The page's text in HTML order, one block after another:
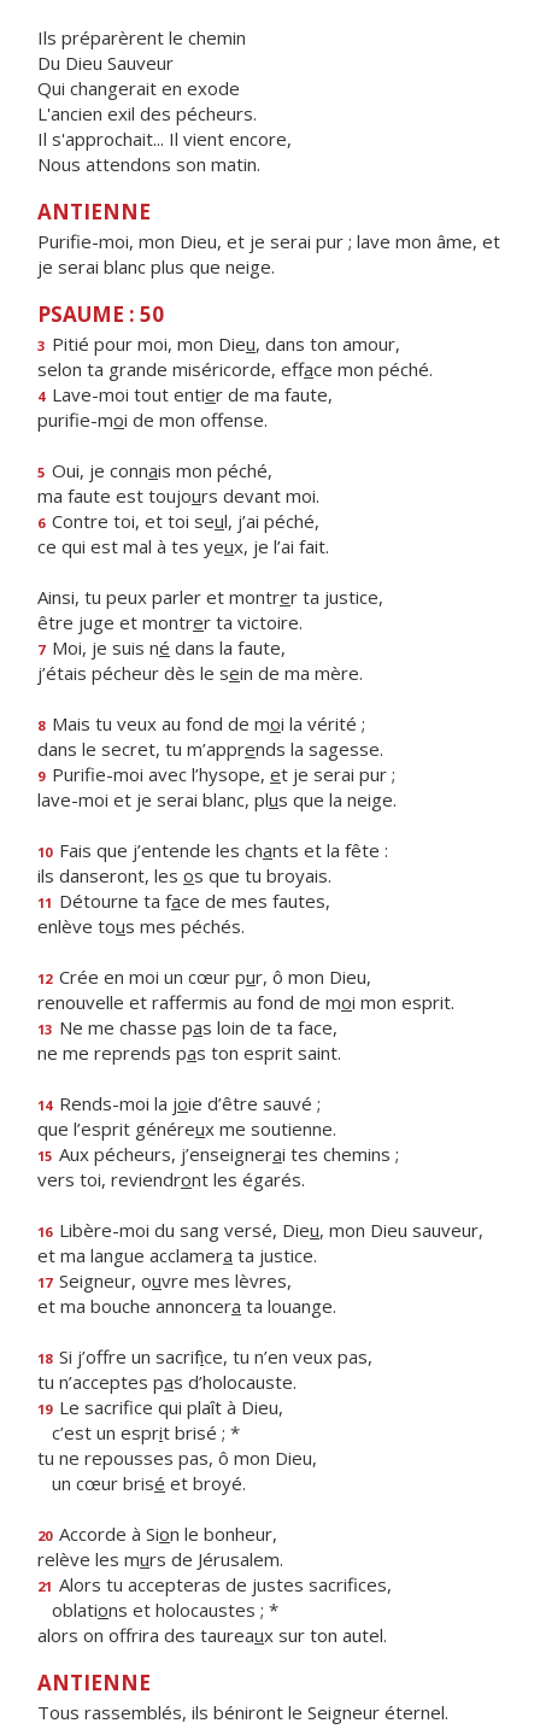
Ils préparèrent le chemin
Du Dieu Sauveur
Qui changerait en exode
L'ancien exil des pécheurs.
Il s'approchait... Il vient encore,
Nous attendons son matin.
ANTIENNE
Purifie-moi, mon Dieu, et je serai pur ; lave mon âme, et
je serai blanc plus que neige.
PSAUME : 50
3 Pitié pour moi, mon Dieu, dans ton amour,
selon ta grande miséricorde, efface mon péché.
4 Lave-moi tout entier de ma faute,
purifie-moi de mon offense.
5 Oui, je connais mon péché,
ma faute est toujours devant moi.
6 Contre toi, et toi seul, j’ai péché,
ce qui est mal à tes yeux, je l’ai fait.
Ainsi, tu peux parler et montrer ta justice,
être juge et montrer ta victoire.
7 Moi, je suis né dans la faute,
j’étais pécheur dès le sein de ma mère.
8 Mais tu veux au fond de moi la vérité ;
dans le secret, tu m’apprends la sagesse.
9 Purifie-moi avec l’hysope, et je serai pur ;
lave-moi et je serai blanc, plus que la neige.
10 Fais que j’entende les chants et la fête :
ils danseront, les os que tu broyais.
11 Détourne ta face de mes fautes,
enlève tous mes péchés.
12 Crée en moi un cœur pur, ô mon Dieu,
renouvelle et raffermis au fond de moi mon esprit.
13 Ne me chasse pas loin de ta face,
ne me reprends pas ton esprit saint.
14 Rends-moi la joie d’être sauvé ;
que l’esprit généreux me soutienne.
15 Aux pécheurs, j’enseignerai tes chemins ;
vers toi, reviendront les égarés.
16 Libère-moi du sang versé, Dieu, mon Dieu sauveur,
et ma langue acclamera ta justice.
17 Seigneur, ouvre mes lèvres,
et ma bouche annoncera ta louange.
18 Si j’offre un sacrifice, tu n’en veux pas,
tu n’acceptes pas d’holocauste.
19 Le sacrifice qui plaît à Dieu,
c’est un esprit brisé ; *
tu ne repousses pas, ô mon Dieu,
un cœur brisé et broyé.
20 Accorde à Sion le bonheur,
relève les murs de Jérusalem.
21 Alors tu accepteras de justes sacrifices,
oblations et holocaustes ; *
alors on offrira des taureaux sur ton autel.
ANTIENNE
Tous rassemblés, ils béniront le Seigneur éternel.